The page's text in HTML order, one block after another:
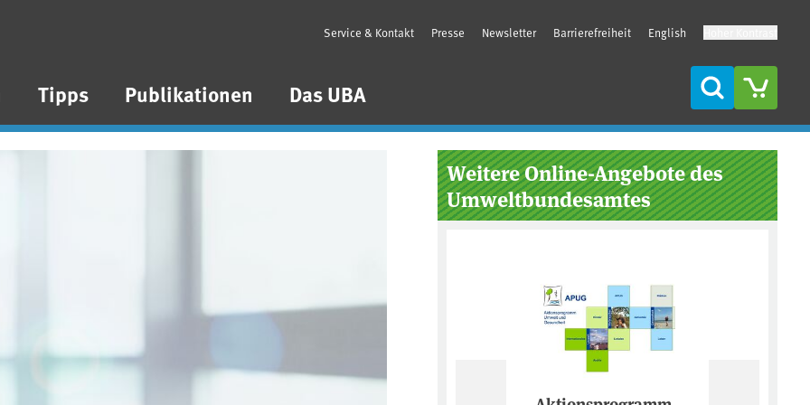
Tipps Publikationen Das UBA
Service & Kontakt Presse Newsletter Barrierefreiheit English
Suche
Seitenleiste
Weitere Online-Angebote des
Umweltbundesamtes